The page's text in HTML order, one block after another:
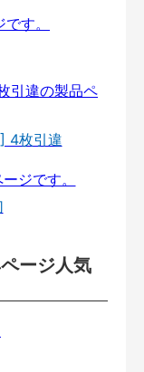
4枚引違
ージ人気